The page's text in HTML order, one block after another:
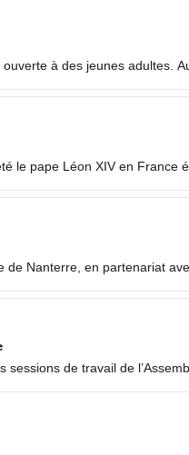
à des jeunes adultes.
le pape Léon XIV en France
Nanterre, en partenariat
de travail de